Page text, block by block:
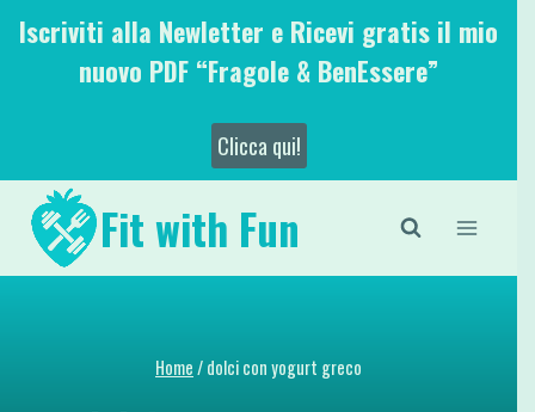
SaltaIscriviti alla Newletter e Ricevi gratis il mio
nuovo PDF “Fragole & BenEssere”
Clicca qui!
Fit with Fun
Home/dolci con yogurt greco